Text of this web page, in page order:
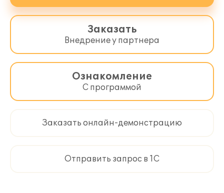
Заказать
Внедрение у партнера
Ознакомление
С программой
Заказать онлайн-демонстрацию
Отправить запрос в 1С